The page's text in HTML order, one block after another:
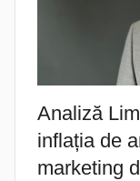
Analiză
inflația de
marketing